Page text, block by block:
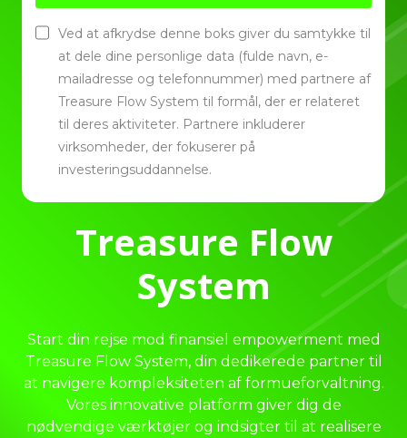
Treasure Flow
System
Start din rejse mod finansiel empowerment med
Treasure Flow System, din dedikerede partner til
at navigere kompleksiteten af formueforvaltning.
Vores innovative platform giver dig de
nødvendige værktøjer og indsigter til at realisere
Ved at afkrydse denne boks giver du samtykke til
at dele dine personlige data (fulde navn, e-
mailadresse og telefonnummer) med partnere af
Treasure Flow System til formål, der er relateret
til deres aktiviteter. Partnere inkluderer
virksomheder, der fokuserer på
investeringsuddannelse.